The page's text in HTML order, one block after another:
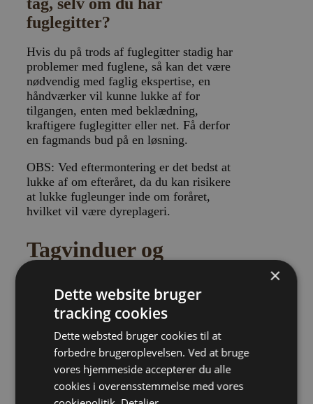
fuglegitter?
Hvis du på trods af fuglegitter stadig har
problemer med fuglene, så kan det være
nødvendig med faglig ekspertise, en
håndværker vil kunne lukke af for
tilgangen, enten med beklædning,
kraftigere fuglegitter eller net. Få derfor
en fagmands bud på en løsning.
OBS: Ved eftermontering er det bedst at
lukke af om efteråret, da du kan risikere
at lukke fugleunger inde om foråret,
hvilket vil være dyreplageri.
Tagvinduer og
Tagvinduer og ovenlysvinduer, som de
også kaldes er en herlig ting at få
monteret i taget. Tag-etagen er typisk
meget mørk, hvis der kun er vinduer i
gavlene, men med et tagvindue får
rummet et helt nyt og energivenligt lys,
i form af sollys.
×
Dette website bruger
tracking cookies
Dette websted bruger cookies til at
forbedre brugeroplevelsen. Ved at bruge
vores hjemmeside accepterer du alle
cookies i overensstemmelse med vores